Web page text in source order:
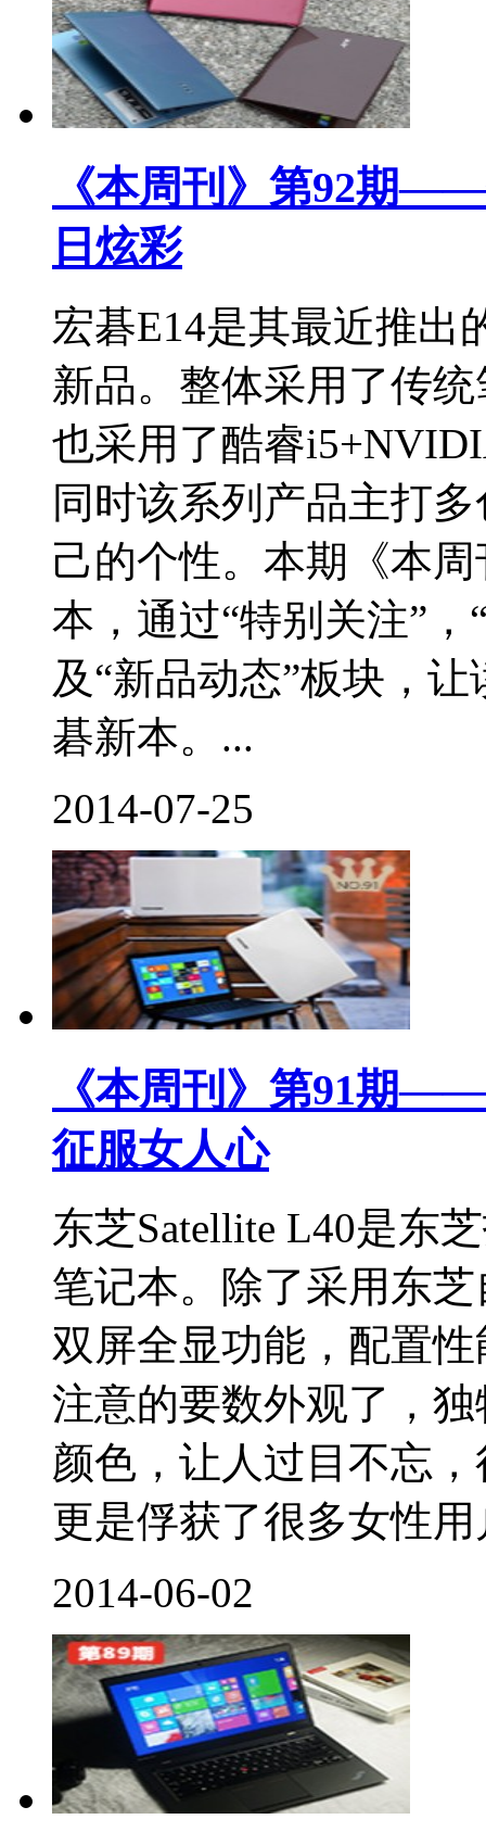
《本周刊》第92期
日炫彩
宏碁E14是其最近推出
新品。整体采用了传
也采用了酷睿
同时该系列产品主打
己的个性。本期《本
本，通过“特别关注”，
及“新品动态”板块，
碁新本。...
2014-07-25
《本周刊》第91期
征服女人心
东芝Satellite L40是东
笔记本。除了采用东
双屏全显功能，配置
注意的要数外观了，
颜色，让人过目不忘
更是俘获了很多女性
2014-06-02